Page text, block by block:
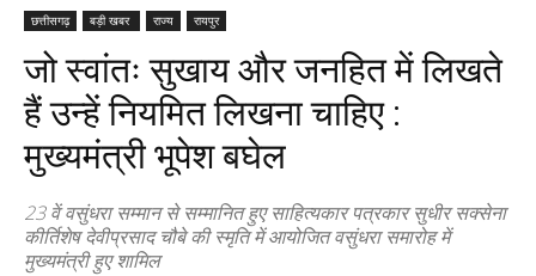
छत्तीसगढ़ बड़ी खबर राज्य रायपुर
जो स्वांतः सुखाय और जनहित में लिखते
हैं उन्हें नियमित लिखना चाहिए :
मुख्यमंत्री भूपेश बघेल
23 वें वसुंधरा सम्मान से सम्मानित हुए साहित्यकार पत्रकार सुधीर सक्सेना
कीर्तिशेष देवीप्रसाद चौबे की स्मृति में आयोजित वसुंधरा समारोह में
मुख्यमंत्री हुए शामिल